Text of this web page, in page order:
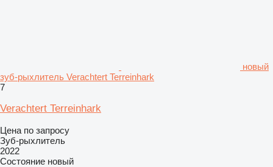
новый
зуб-рыхлитель Verachtert Terreinhark
7
Verachtert Terreinhark
Цена по запросу
Зуб-рыхлитель
2022
Состояние новый